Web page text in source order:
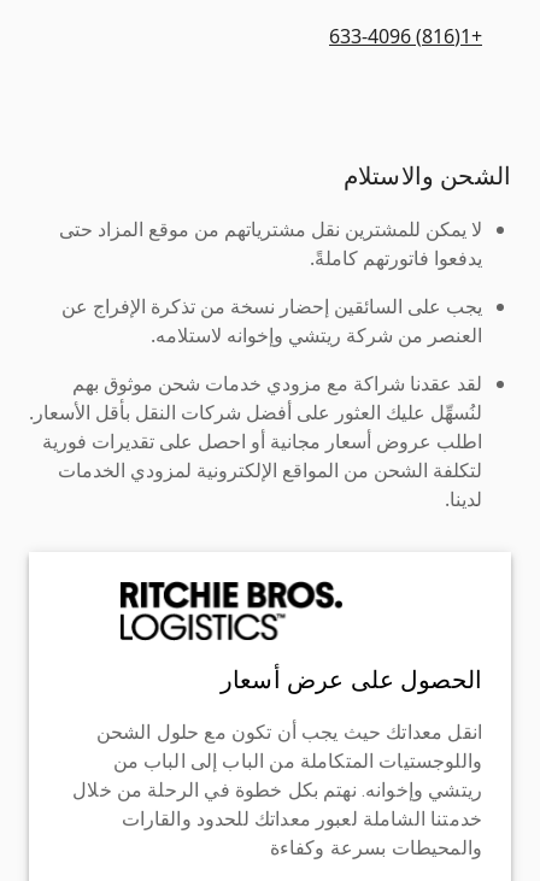
+1(816) 633-4096
الشحن والاستلام
لا يمكن للمشترين نقل مشترياتهم من موقع المزاد حتى
يدفعوا فاتورتهم كاملةً.
يجب على السائقين إحضار نسخة من تذكرة الإفراج عن
العنصر من شركة ريتشي وإخوانه لاستلامه.
لقد عقدنا شراكة مع مزودي خدمات شحن موثوق بهم
لنُسهِّل عليك العثور على أفضل شركات النقل بأقل الأسعار.
اطلب عروض أسعار مجانية أو احصل على تقديرات فورية
لتكلفة الشحن من المواقع الإلكترونية لمزودي الخدمات
لدينا.
الحصول على عرض أسعار
انقل معداتك حيث يجب أن تكون مع حلول الشحن
واللوجستيات المتكاملة من الباب إلى الباب من
ريتشي وإخوانه. نهتم بكل خطوة في الرحلة من خلال
خدمتنا الشاملة لعبور معداتك للحدود والقارات
والمحيطات بسرعة وكفاءة